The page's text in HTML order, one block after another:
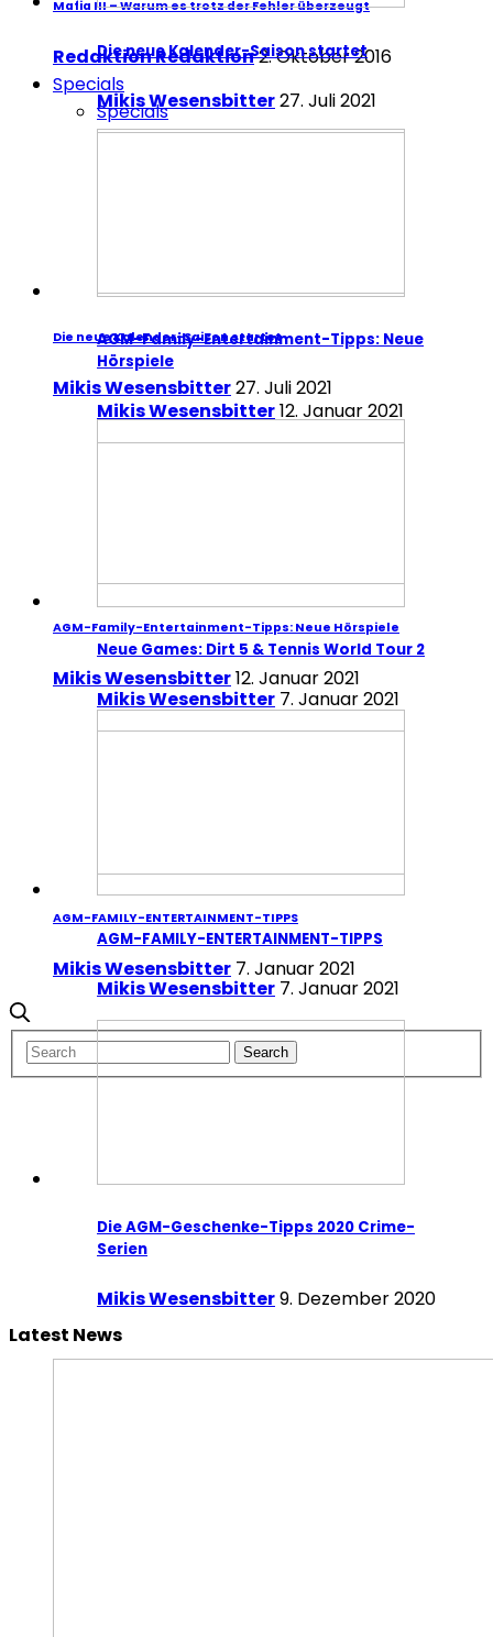
Mafia III – Warum es trotz der Fehler überzeugt
Redaktion Redaktion2. Oktober 2016
Specials
Specials
Die neue Kalender-Saison startet
Mikis Wesensbitter27. Juli 2021
AGM-Family-Entertainment-Tipps: Neue Hörspiele
Mikis Wesensbitter12. Januar 2021
AGM-FAMILY-ENTERTAINMENT-TIPPS
Mikis Wesensbitter 7. Januar 2021
Die neue Kalender-Saison startet
Mikis Wesensbitter27. Juli 2021
AGM-Family-Entertainment-Tipps: Neue
Hörspiele
Mikis Wesensbitter12. Januar 2021
Neue Games: Dirt 5 & Tennis World Tour 2
Mikis Wesensbitter 7. Januar 2021
AGM-FAMILY-ENTERTAINMENT-TIPPS
Mikis Wesensbitter 7. Januar 2021
Die AGM-Geschenke-Tipps 2020 Crime-
Serien
Mikis Wesensbitter9. Dezember 2020
Latest News